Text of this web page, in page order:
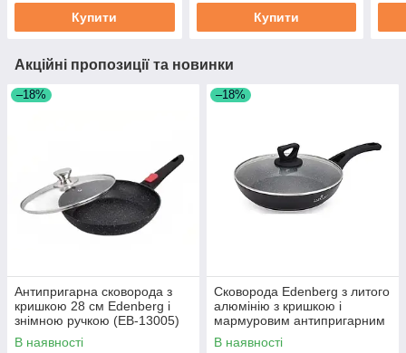
Купити Купити
Акційні пропозиції та новинки
–18%
Антипригарна сковорода з
кришкою 28 см Edenberg і
знімною ручкою (EB-13005)
В наявності
–18%
Сковорода Edenberg з литого
алюмінію з кришкою і
мармуровим антипригарним
покриттям 20 см (EB-7452)
В наявності